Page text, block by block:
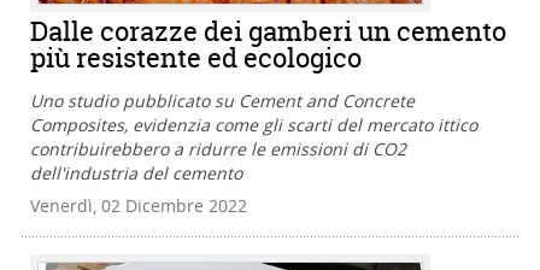
Dalle corazze dei gamberi un cemento
più resistente ed ecologico
Uno studio pubblicato su Cement and Concrete
Composites, evidenzia come gli scarti del mercato ittico
contribuirebbero a ridurre le emissioni di CO2
dell'industria del cemento
Venerdì, 02 Dicembre 2022